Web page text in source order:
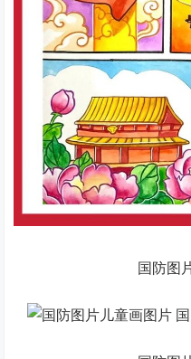
国防图